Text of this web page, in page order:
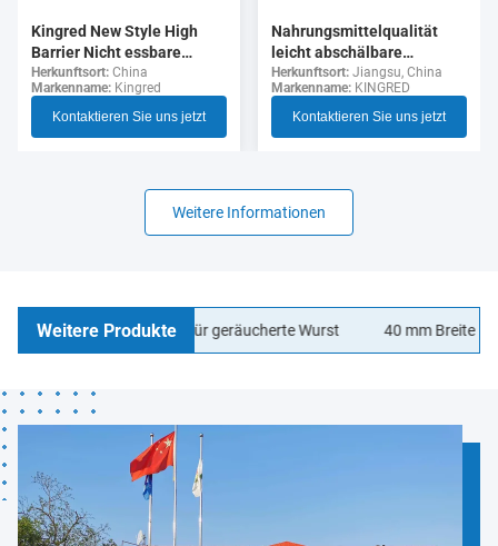
Kingred New Style High
Barrier Nicht essbare
Polyamid Wurst Gehäuse
Lebensmittelqualität
Herkunftsort: China
Markenname: Kingred
Kontaktieren Sie uns jetzt
Nahrungsmittelqualität
leicht abschälbare
durchsichtige Zellulose-
Wurst-Hülle für Hotdogs
Herkunftsort: Jiangsu, China
Markenname: KINGRED
Kontaktieren Sie uns jetzt
Weitere Informationen
Weitere Produkte
Wurstgehäuse für geräucherte Wurst 40 mm Breite LOGO